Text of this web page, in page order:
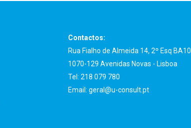
Contactos:
Rua Fialho de Almeida 14, 2º Esq BA10
1070-129 Avenidas Novas - Lisboa
Tel: 218 079 780
Email: geral@u-consult.pt